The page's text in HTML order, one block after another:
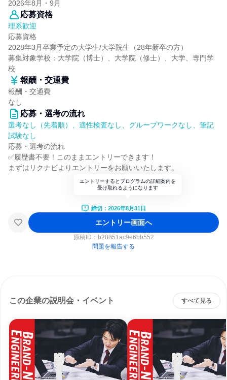
2026年8月・9月
応募資格
理系歓迎
応募資格
2028年3月卒業予定の大学生/大学院生（28年新卒の方）
募集対象学校：大学院（博士）、大学院（修士）、大学、専門学
校
報酬・交通費
報酬・交通費
なし
応募・選考の流れ
選考なし（先着順）、適性検査なし、グループワークなし、筆記
試験なし
応募・選考の流れ
✅履歴書不要！このままエントリーできます！
まずはリクナビよりエントリーをお願いいたします。
エントリーするとプログラムの詳細案内を
受け取れるようになります
締切：2026年8月31日
エントリー画面へ
原稿ID： b28851ac9e6bb552
問題を報告する
この企業の説明会・イベント すべて見る